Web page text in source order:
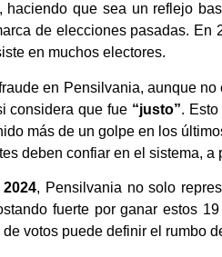
haciendo que sea un reflejo
de elecciones pasadas. En
en muchos electores.
en Pensilvania, aunque
considera que fue “justo”.
más de un golpe en los
deben confiar en el sistema,
, Pensilvania no solo
fuerte por ganar estos
votos puede definir el rumbo